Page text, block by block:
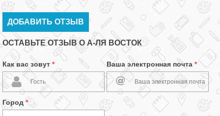
ДОБАВИТЬ ОТЗЫВ
ОСТАВЬТЕ ОТЗЫВ О А-ЛЯ ВОСТОК
Как вас зовут * Ваша электронная почта *
Город *